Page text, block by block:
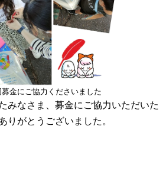
金にご協力くださいました
みなさま、募金にご協力いただいた
りがとうございました。